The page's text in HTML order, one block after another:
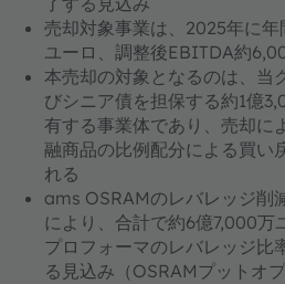
売却対象事業は、2025年に
ユーロ、調整後EBITDA約
本売却の対象となるのは、当
びシニア債を担保する約1億
有する事業体であり、売却に
融商品の比例配分による買い
れる
ams OSRAMのレバレッジ削
により、合計で約6億7,000万
プロフォーマのレバレッジ比
る見込み（OSRAMプットオ